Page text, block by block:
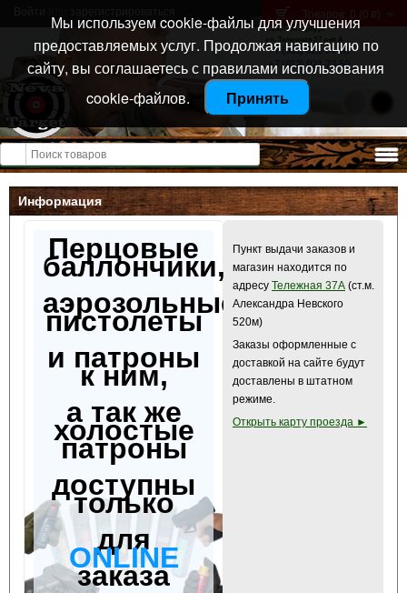
Санкт-Петербург
ул. Тележная 37 лит А
+7 (911) 021-04-08
+7 (812) 921-73-50
Товаров: 0 (0 p )
Открыть меню
Информация
Перцовые
баллончики,
аэрозольные
пистолеты
и патроны
к ним,
а так же
холостые
патроны
доступны
только
для
ONLINE
заказа
Пункт выдачи заказов и
магазин находится по
адресу Тележная 37А (ст.м.
Александра Невского
520м)
Заказы оформленные с
доставкой на сайте будут
доставлены в штатном
режиме.
Открыть карту проезда ►
Мы используем cookie-файлы для улучшения
предоставляемых услуг. Продолжая навигацию по
сайту, вы соглашаетесь с правилами использования
cookie-файлов.
Принять